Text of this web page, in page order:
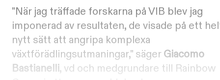
"När jag träffade forskarna på VIB blev jag
imponerad av resultaten, de visade på ett
nytt sätt att angripa komplexa
växtförädlingsutmaningar," sägerGiacomo
Bastianelli, vd och medgrundare till Rainbow